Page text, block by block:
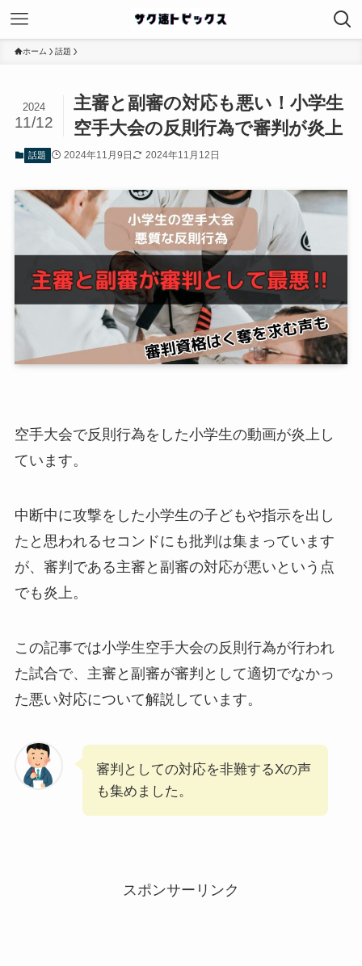
ホーム 話題
主審と副審の対応も悪い！小学生
空手大会の反則行為で審判が炎上
2024
11/12
話題 2024年11月9日 2024年11月12日
空手大会で反則行為をした小学生の動画が炎上し
ています。
中断中に攻撃をした小学生の子どもや指示を出し
たと思われるセコンドにも批判は集まっています
が、審判である主審と副審の対応が悪いという点
でも炎上。
この記事では小学生空手大会の反則行為が行われ
た試合で、主審と副審が審判として適切でなかっ
た悪い対応について解説しています。
審判としての対応を非難するXの声
も集めました。
スポンサーリンク